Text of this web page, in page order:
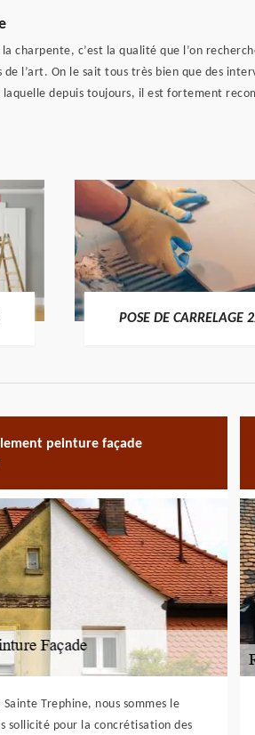
c’est la qualité que l’on
l’art. On le sait tous très bien que des
depuis toujours, il est fortement
POSE DE CARRELAGE
peinture façade
Trephine, nous sommes le
sollicité pour la concrétisation des